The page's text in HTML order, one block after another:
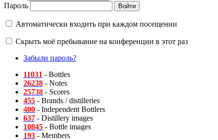
Пароль
Автоматически входить при каждом посещении
Скрыть моё пребывание на конференции в этот раз
Забыли пароль?
11031 - Bottles
26238 - Notes
25738 - Scores
455 - Brands / distilleries
400 - Independent Bottlers
637 - Distillery images
10845 - Bottle images
193 - Members